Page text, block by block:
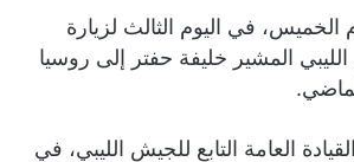
الخميس، في اليوم الثالث لزيارة
الليبي المشير خليفة حفتر إلى روسيا
العامة التابع للجيش الليبي، في